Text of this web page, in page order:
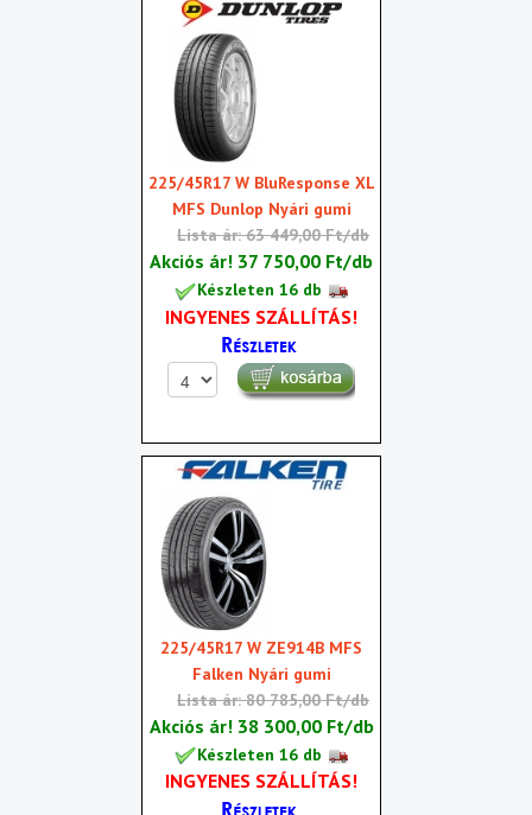
225/45R17 W BluResponse XL
MFS Dunlop Nyári gumi
Lista ár: 63 449,00 Ft/db
Akciós ár! 37 750,00 Ft/db
Készleten 16 db
INGYENES SZÁLLÍTÁS!
225/45R17 W ZE914B MFS
Falken Nyári gumi
Lista ár: 80 785,00 Ft/db
Akciós ár! 38 300,00 Ft/db
Készleten 16 db
INGYENES SZÁLLÍTÁS!